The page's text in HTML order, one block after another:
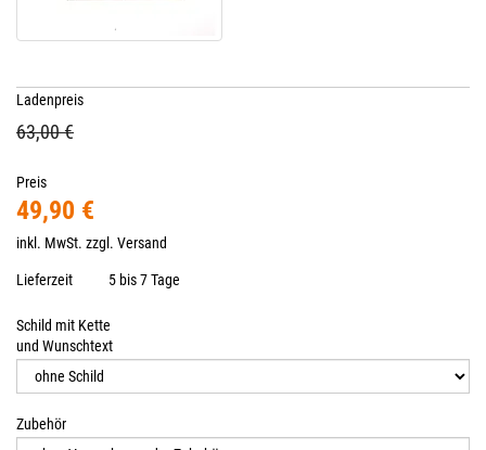
Ladenpreis
63,00 €
Preis
49,90 €
inkl. MwSt. zzgl. Versand
Lieferzeit 5 bis 7 Tage
Schild mit Kette
und Wunschtext
Zubehör